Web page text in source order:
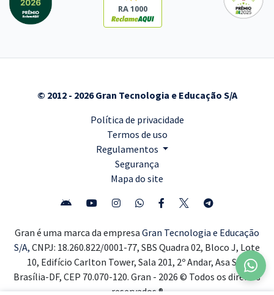
RA 1000
© 2012 - 2026 Gran Tecnologia e Educação S/A
Política de privacidade
Termos de uso
Regulamentos
Segurança
Mapa do site
Gran é uma marca da empresa Gran Tecnologia e Educação
S/A, CNPJ: 18.260.822/0001-77, SBS Quadra 02, Bloco J, Lote
10, Edifício Carlton Tower, Sala 201, 2º Andar, Asa Sul,
Brasília-DF, CEP 70.070-120. Gran - 2026 © Todos os direitos
reservados ®